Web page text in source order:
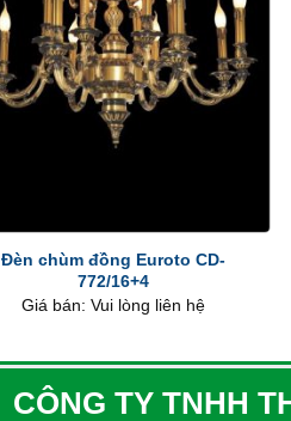
Đèn chùm đồng Euroto CD-
772/16+4
Giá bán: Vui lòng liên hệ
CÔNG TY TNHH